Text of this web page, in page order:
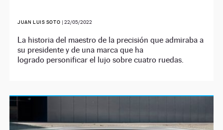
JUAN LUIS SOTO | 22/05/2022
La historia del maestro de la precisión que admiraba a
su presidente y de una marca que ha
logrado personificar el lujo sobre cuatro ruedas.